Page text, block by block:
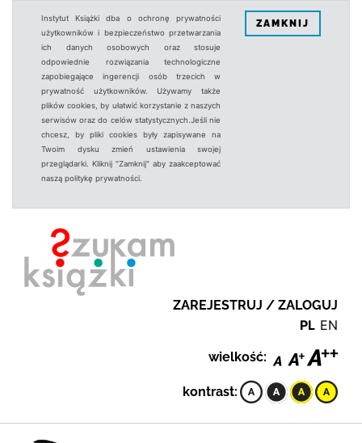
Instytut Książki dba o ochronę prywatności
użytkowników i bezpieczeństwo przetwarzania
ich danych osobowych oraz stosuje
odpowiednie rozwiązania technologiczne
zapobiegające ingerencji osób trzecich w
prywatność użytkowników. Używamy także
plików cookies, by ułatwić korzystanie z naszych
serwisów oraz do celów statystycznych.Jeśli nie
chcesz, by pliki cookies były zapisywane na
Twoim dysku zmień ustawienia swojej
przeglądarki. Kliknij "Zamknij" aby zaakceptować
naszą politykę prywatności.
ZAMKNIJ
ZAREJESTRUJ / ZALOGUJ
PL EN
wielkość:
kontrast: